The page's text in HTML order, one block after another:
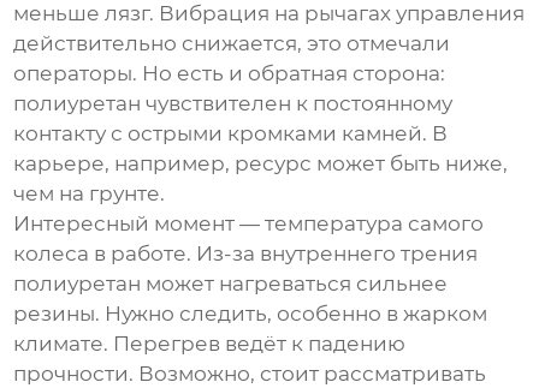
меньше лязг. Вибрация на рычагах управления
действительно снижается, это отмечали
операторы. Но есть и обратная сторона:
полиуретан чувствителен к постоянному
контакту с острыми кромками камней. В
карьере, например, ресурс может быть ниже,
чем на грунте.
Интересный момент — температура самого
колеса в работе. Из-за внутреннего трения
полиуретан может нагреваться сильнее
резины. Нужно следить, особенно в жарком
климате. Перегрев ведёт к падению
прочности. Возможно, стоит рассматривать